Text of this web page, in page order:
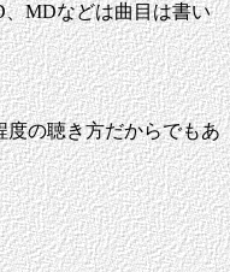
MDなどは曲目は書い
の聴き方だからでもあ